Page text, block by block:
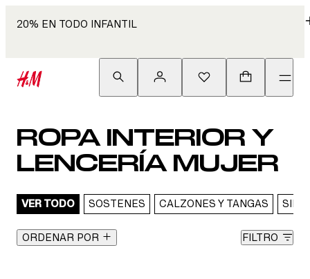
20% EN TODO INFANTIL
ROPA INTERIOR Y
LENCERÍA MUJER
VER TODO SOSTENES CALZONES Y TANGAS SIN
ORDENAR POR FILTRO